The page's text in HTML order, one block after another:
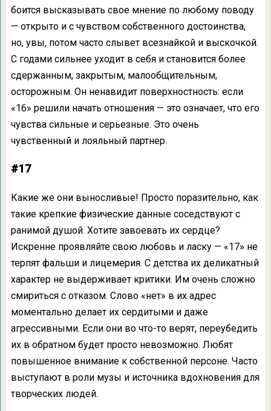
боится высказывать свое мнение по любому поводу
— открыто и с чувством собственного достоинства,
но, увы, потом часто слывет всезнайкой и выскочкой.
С годами сильнее уходит в себя и становится более
сдержанным, закрытым, малообщительным,
осторожным. Он ненавидит поверхностность: если
«16» решили начать отношения — это означает, что его
чувства сильные и серьезные. Это очень
чувственный и лояльный партнер.
#17
Какие же они выносливые! Просто поразительно, как
такие крепкие физические данные соседствуют с
ранимой душой. Хотите завоевать их сердце?
Искренне проявляйте свою любовь и ласку — «17» не
терпят фальши и лицемерия. С детства их деликатный
характер не выдерживает критики. Им очень сложно
смириться с отказом. Слово «нет» в их адрес
моментально делает их сердитыми и даже
агрессивными. Если они во что-то верят, переубедить
их в обратном будет просто невозможно. Любят
повышенное внимание к собственной персоне. Часто
выступают в роли музы и источника вдохновения для
творческих людей.